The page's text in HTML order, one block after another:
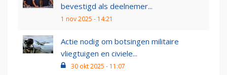
bevestigd als deelnemer...
1 nov 2025 - 14:21
Actie nodig om botsingen militaire
vliegtuigen en civiele...
30 okt 2025 - 11:07